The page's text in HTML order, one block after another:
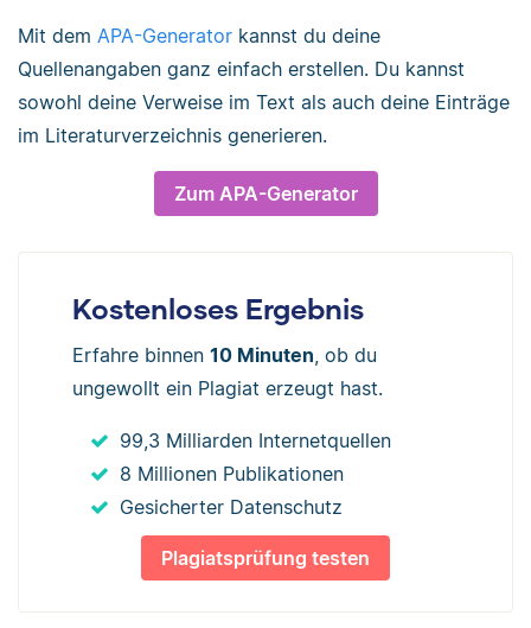
Mit dem APA-Generator kannst du deine
Quellenangaben ganz einfach erstellen. Du kannst
sowohl deine Verweise im Text als auch deine Einträge
im Literaturverzeichnis generieren.
Zum APA-Generator
Kostenloses Ergebnis
Erfahre binnen 10 Minuten , ob du
ungewollt ein Plagiat erzeugt hast.
99,3 Milliarden Internetquellen
8 Millionen Publikationen
Gesicherter Datenschutz
Plagiatsprüfung testen